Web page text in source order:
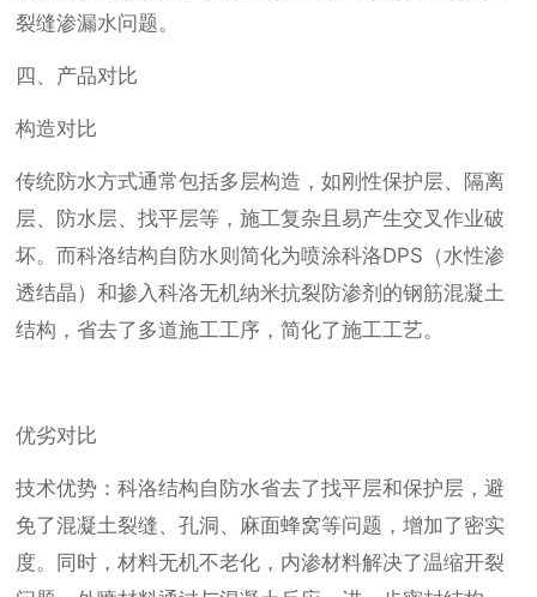
裂缝渗漏水问题。
四、产品对比
构造对比
传统防水方式通常包括多层构造，如刚性保护层、隔离
层、防水层、找平层等，施工复杂且易产生交叉作业破
坏。而科洛结构自防水则简化为喷涂科洛DPS（水性渗
透结晶）和掺入科洛无机纳米抗裂防渗剂的钢筋混凝土
结构，省去了多道施工工序，简化了施工工艺。
优劣对比
技术优势：科洛结构自防水省去了找平层和保护层，避
免了混凝土裂缝、孔洞、麻面蜂窝等问题，增加了密实
度。同时，材料无机不老化，内渗材料解决了温缩开裂